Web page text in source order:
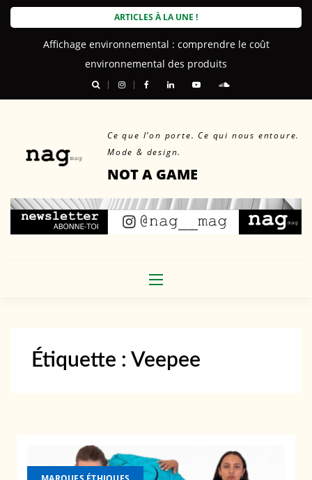
Skip
ARTICLES À LA UNE !
Affichage environnemental : comprendre le coût
environnemental des produits
Ce que l’on porte. Ce qui nous entoure.
Mode & design.
NOT A GAME
Étiquette : Veepee